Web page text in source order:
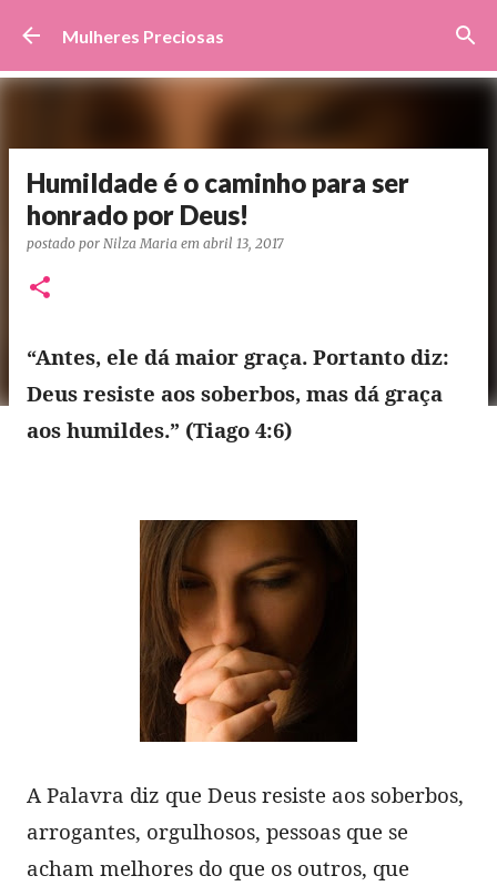
Pular para o conteúdo principal
Mulheres Preciosas
Humildade é o caminho para ser
honrado por Deus!
postado por Nilza Maria em abril 13, 2017
“Antes, ele dá maior graça. Portanto diz:
Deus resiste aos soberbos, mas dá graça
aos humildes.” (Tiago 4:6)
A Palavra diz que Deus resiste aos soberbos,
arrogantes, orgulhosos, pessoas que se
acham melhores do que os outros, que